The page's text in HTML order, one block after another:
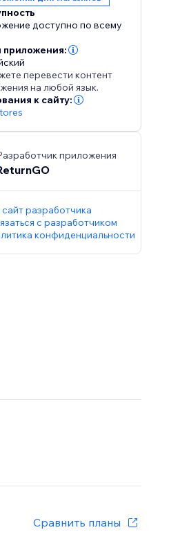
доступно по всему
приложения:
перевести контент
на любой язык.
к сайту:
приложения
разработчика
с разработчиком
конфиденциальности
Сравнить планы